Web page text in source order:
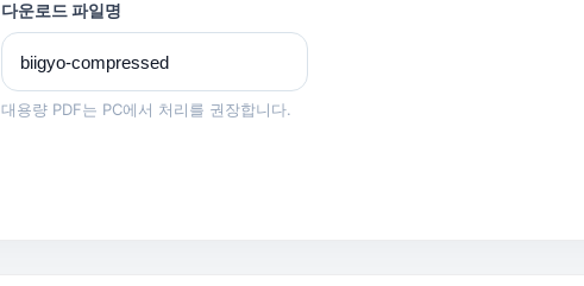
다운로드 파일명
대용량 PDF는 PC에서 처리를 권장합니다.